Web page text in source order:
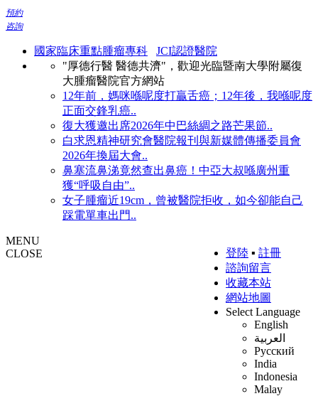
預約
咨詢
國家臨床重點腫瘤專科
JCI認證醫院
"厚德行醫 醫德共濟"，歡迎光臨暨南大學附屬復
大腫瘤醫院官方網站
12年前，媽咪喺呢度打贏舌癌；12年後，我喺呢度
正面交鋒乳癌..
復大獲邀出席2026年中巴絲綢之路芒果節..
白求恩精神研究會醫院報刊與新媒體傳播委員會
2026年換屆大會..
鼻塞流鼻涕竟然查出鼻癌！中亞大叔喺廣州重
獲“呼吸自由”..
女子腫瘤近19cm，曾被醫院拒收，如今卻能自己
踩電單車出門..
登陸 ▪ 註冊
諮詢留言
收藏本站
網站地圖
Select Language
English
العربية
Русский
India
Indonesia
Malay
MENU
CLOSE